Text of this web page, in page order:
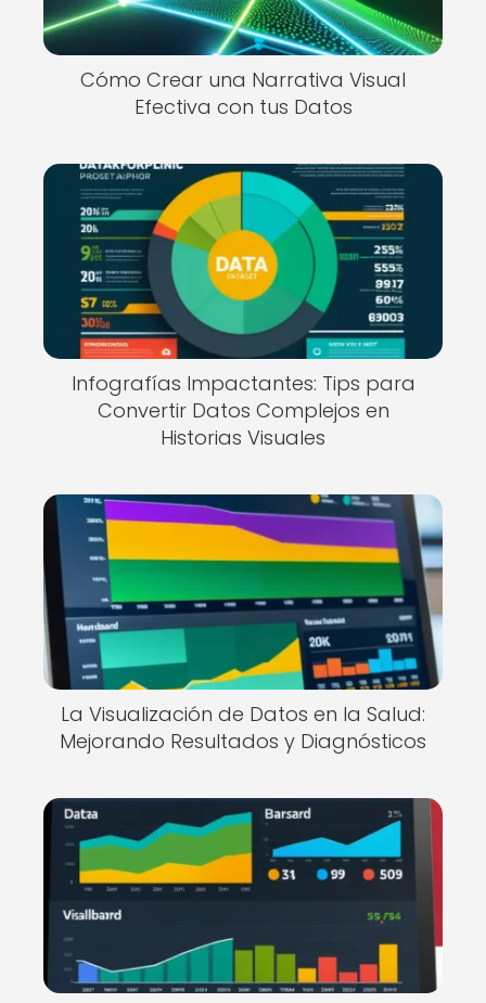
Cómo Crear una Narrativa Visual
Efectiva con tus Datos
Infografías Impactantes: Tips para
Convertir Datos Complejos en
Historias Visuales
La Visualización de Datos en la Salud:
Mejorando Resultados y Diagnósticos